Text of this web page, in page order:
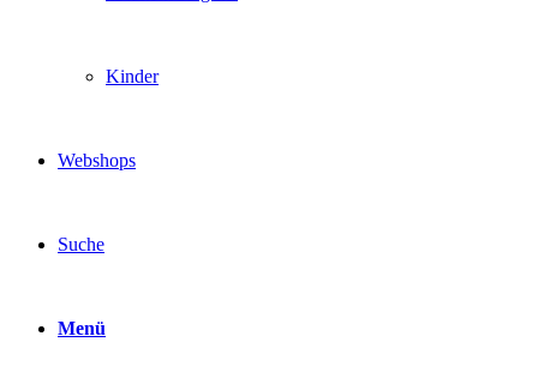
Kinder
Webshops
Suche
Menü